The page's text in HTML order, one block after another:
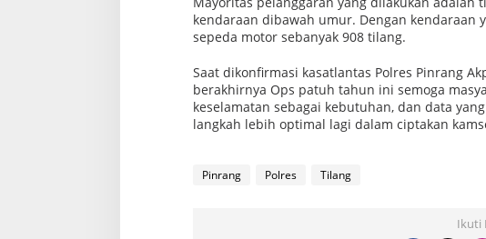
kendaraan dibawah umur. Dengan kendaraan
sepeda motor sebanyak 908 tilang.
Saat dikonfirmasi kasatlantas Polres Pinrang
berakhirnya Ops patuh tahun ini semoga
keselamatan sebagai kebutuhan, dan data
langkah lebih optimal lagi dalam ciptakan
Pinrang Polres Tilang
Ikuti